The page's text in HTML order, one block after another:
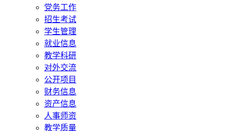
党务工作
招生考试
学生管理
就业信息
教学科研
对外交流
公开项目
财务信息
资产信息
人事师资
教学质量